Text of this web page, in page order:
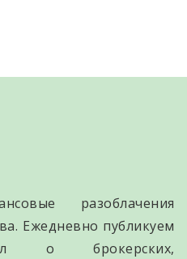
разоблачения
Ежедневно публикуем
о брокерских,